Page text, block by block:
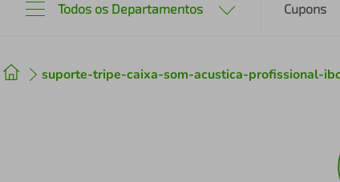
Todos os Departamentos Cupons
suporte-tripe-caixa-som-acustica-profissional-
2º cafeteira